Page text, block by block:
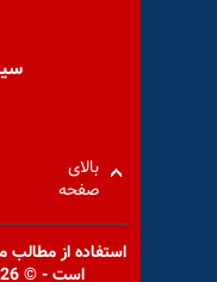
بالای
صفحه
استفاده از مطالب